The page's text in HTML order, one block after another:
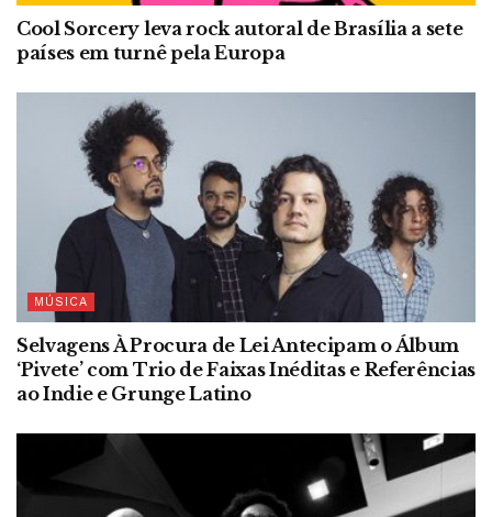
Cool Sorcery leva rock autoral de Brasília a sete
países em turnê pela Europa
MÚSICA
Selvagens À Procura de Lei Antecipam o Álbum
‘Pivete’ com Trio de Faixas Inéditas e Referências
ao Indie e Grunge Latino